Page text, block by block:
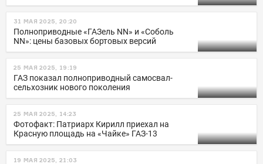
31 МАЯ 2025, 20:20
Полноприводные «ГАЗель NN» и «Соболь
NN»: цены базовых бортовых версий
25 МАЯ 2025, 19:19
ГАЗ показал полноприводный самосвал-
сельхозник нового поколения
25 МАЯ 2025, 14:23
Фотофакт: Патриарх Кирилл приехал на
Красную площадь на «Чайке» ГАЗ-13
19 МАЯ 2025, 21:03